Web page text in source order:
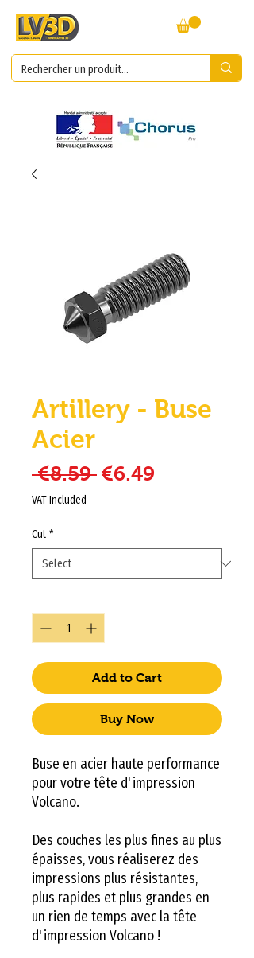
Artillery - Buse
Acier
€8.59 Regular Price
€6.49
VAT Included
Cut *
Add to Cart
Buy Now
Buse en acier haute performance
pour votre tête d'impression
Volcano.
Des couches les plus fines au plus
épaisses, vous réaliserez des
impressions plus résistantes,
plus rapides et plus grandes en
un rien de temps avec la tête
d'impression Volcano !